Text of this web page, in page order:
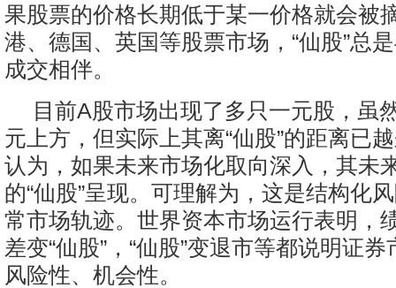
果股票的价格长期低于某一价格就会被
港、德国、英国等股票市场，“仙股”总
成交相伴。
目前A股市场出现了多只一元股，虽
元上方，但实际上其离“仙股”的距离已
认为，如果未来市场化取向深入，其未
的“仙股”呈现。可理解为，这是结构化
常市场轨迹。世界资本市场运行表明，
差变“仙股”，“仙股”变退市等都说明证
风险性、机会性。